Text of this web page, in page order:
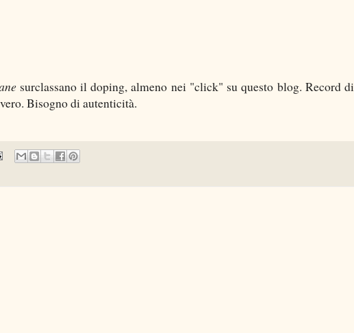
surclassano il doping, almeno nei "click" su questo blog. Record di
Bisogno di autenticità.